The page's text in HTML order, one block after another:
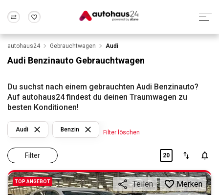
Wir bewerten dein Auto
Alle Fragen & Antworten
Rund um die Inzahlungnahme
Frankfurt Wuppertal
autohaus24 Gebrauchtwagen Audi
Audi Benzinauto Gebrauchtwagen
Du suchst nach einem gebrauchten Audi Benzinauto?
Auf autohaus24 findest du deinen Traumwagen zu
besten Konditionen!
Filter
Audi Benzin Filter löschen
20
TOP ANGEBOT Teilen Merken